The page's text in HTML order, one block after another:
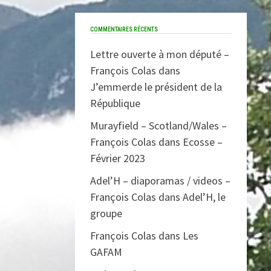
COMMENTAIRES RÉCENTS
Lettre ouverte à mon député –
François Colas dans
J’emmerde le président de la
République
Murayfield – Scotland/Wales –
François Colas dans Ecosse –
Février 2023
Adel’H – diaporamas / videos –
François Colas dansAdel’H, le
groupe
François Colas dans Les
GAFAM